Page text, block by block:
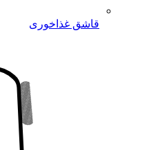
قاشق غذاخوری